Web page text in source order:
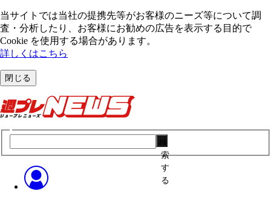
当サイトでは当社の提携先等がお客様のニーズ等について調
査・分析したり、お客様にお勧めの広告を表⽰する⽬的で
Cookie を使⽤する場合があります。
詳しくはこちら
閉じる
索
す
る